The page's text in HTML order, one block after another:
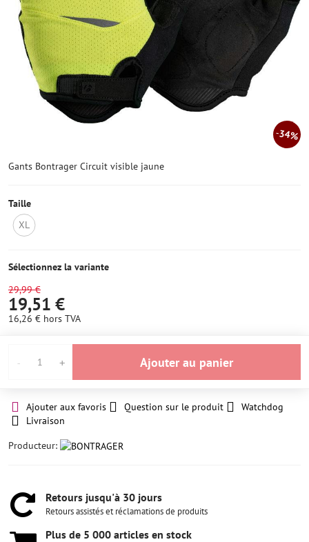
34%
Gants Bontrager Circuit visible jaune
Taille
XL
STOCK
Sélectionnez la variante
29,99 €
19,51 €
16,26 € hors TVA
Ajouter au panier
Ajouter aux favoris Question sur le produit
Watchdog
Livraison
Producteur:
Retours jusqu'à 30 jours
Retours assistés et réclamations de produits
Plus de 5 000 articles en stock